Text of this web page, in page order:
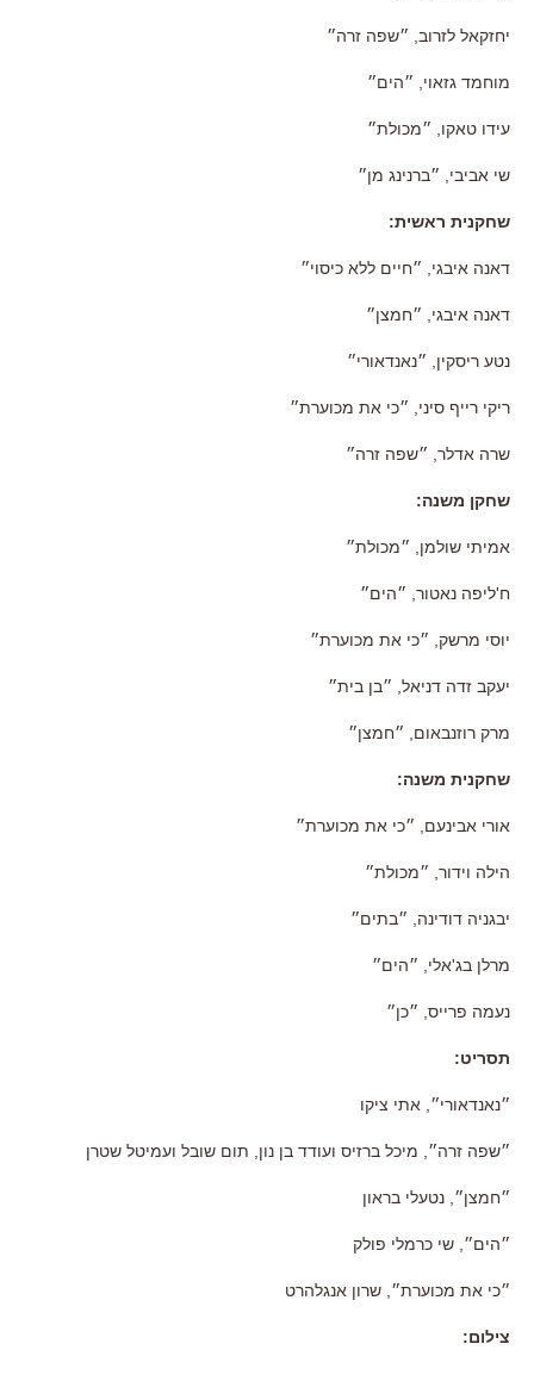
יחזקאל לזרוב ״שפה זרה״
מוחמד גזאוי ״הים״
עידו טאקו ״מכולת״
שי אביבי ״ברנינג מן״
שחקנית ראשית:
דאנה איבגי ״חיים ללא כיסוי״
דאנה איבגי ״חמצן״
נטע ריסקין ״נאנדאורי״
ריקי רייף סיני ״כי את מכוערת״
שרה אדלר ״שפה זרה״
שחקן משנה:
אמיתי שולמן ״מכולת״
ח'ליפה נאטור ״הים״
יוסי מרשק ״כי את מכוערת״
יעקב זדה דניאל ״בן בית״
מרק רוזנבאום ״חמצן״
שחקנית משנה:
אורי אבינעם ״כי את מכוערת״
הילה וידור ״מכולת״
יבגניה דודינה ״בתים״
מרלן בג'אלי ״הים״
נעמה פרייס ״כן״
תסריט:
״נאנדאורי״ אתי ציקו
״שפה זרה״ מיכל ברזיס ועודד בן נון תום שובל ועמיטל שטרן
״חמצן״ נטעלי בראון
״הים״ שי כרמלי פולק
״כי את מכוערת״ שרון אנגלהרט
צילום: